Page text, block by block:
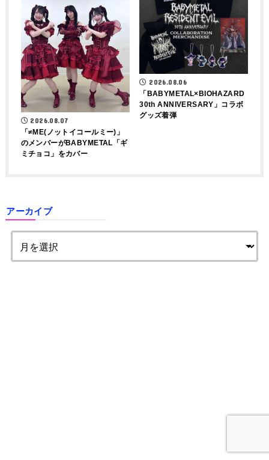
2026.08.07
「≠ME(ノットイコールミー)」
のメンバーがBABYMETAL「ギ
ミチョコ」をカバー
2026.08.06
「BABYMETAL×BIOHAZARD
30th ANNIVERSARY」コラボ
グッズ着弾
アーカイブ